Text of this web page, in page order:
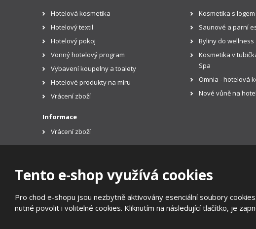
Tento e-shop využívá cookies
Pro chod e-shopu jsou nezbytně aktivovány esenciální soubory
nutné povolit i volitelné cookies. Kliknutím na následující tlačítko, je
Hotelová kosmetika
Hotelový textil
Hotelový pokoj
Vonný hotelový program
Vybavení koupelny a toalety
Hotelové produkty na míru
Vrácení zboží
Informace
Vrácení zboží
Kosmetika s
Saunové a parní
Byliny do wellness
Kosmetika v
Spa
Omnia - hotelová
Nové vůně na
Prohlášení o přístupnosti|Ochrana osobních údajů |Mapa stránek|
E